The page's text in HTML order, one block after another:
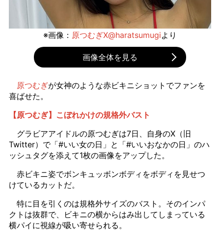
※画像： 原つむぎX@haratsumugiより
画像全体を見る
原つむぎが女神のような赤ビキニショットでファンを
喜ばせた。
【原つむぎ】こぼれかけの規格外バスト
グラビアアイドルの原つむぎは7日、自身のX（旧
Twitter）で「#いい女の日」と「#いいおなかの日」のハ
ッシュタグを添えて1枚の画像をアップした。
赤ビキニ姿でボンキュッボンボディをボディを見せつ
けているカットだ。
特に目を引くのは規格外サイズのバスト。そのインパ
クトは抜群で、ビキニの横からはみ出してしまっている
横パイに視線が吸い寄せられる。